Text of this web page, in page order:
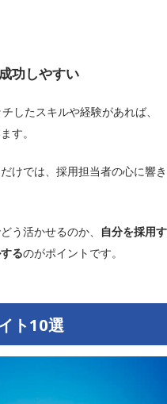
功しやすい
したスキルや経験があれば、
す。
けでは、採用担当者の心に響き
う活かせるのか、
自分を採用す
るのがポイントです。
ト10選